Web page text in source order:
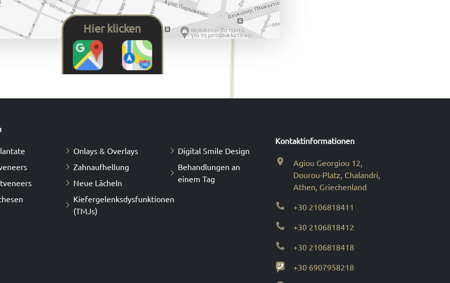
Hier klicken
Onlays & Overlays
Zahnaufhellung
Neue Lächeln
Kiefergelenksdysfunktionen
(TMJs)
Digital Smile Design
Behandlungen an
einem Tag
Kontaktinformationen
Agiou Georgiou 12,
Dourou-Platz, Chalandri,
Athen, Griechenland
+30 2106818411
+30 2106818412
+30 2106818418
+30 6907958218